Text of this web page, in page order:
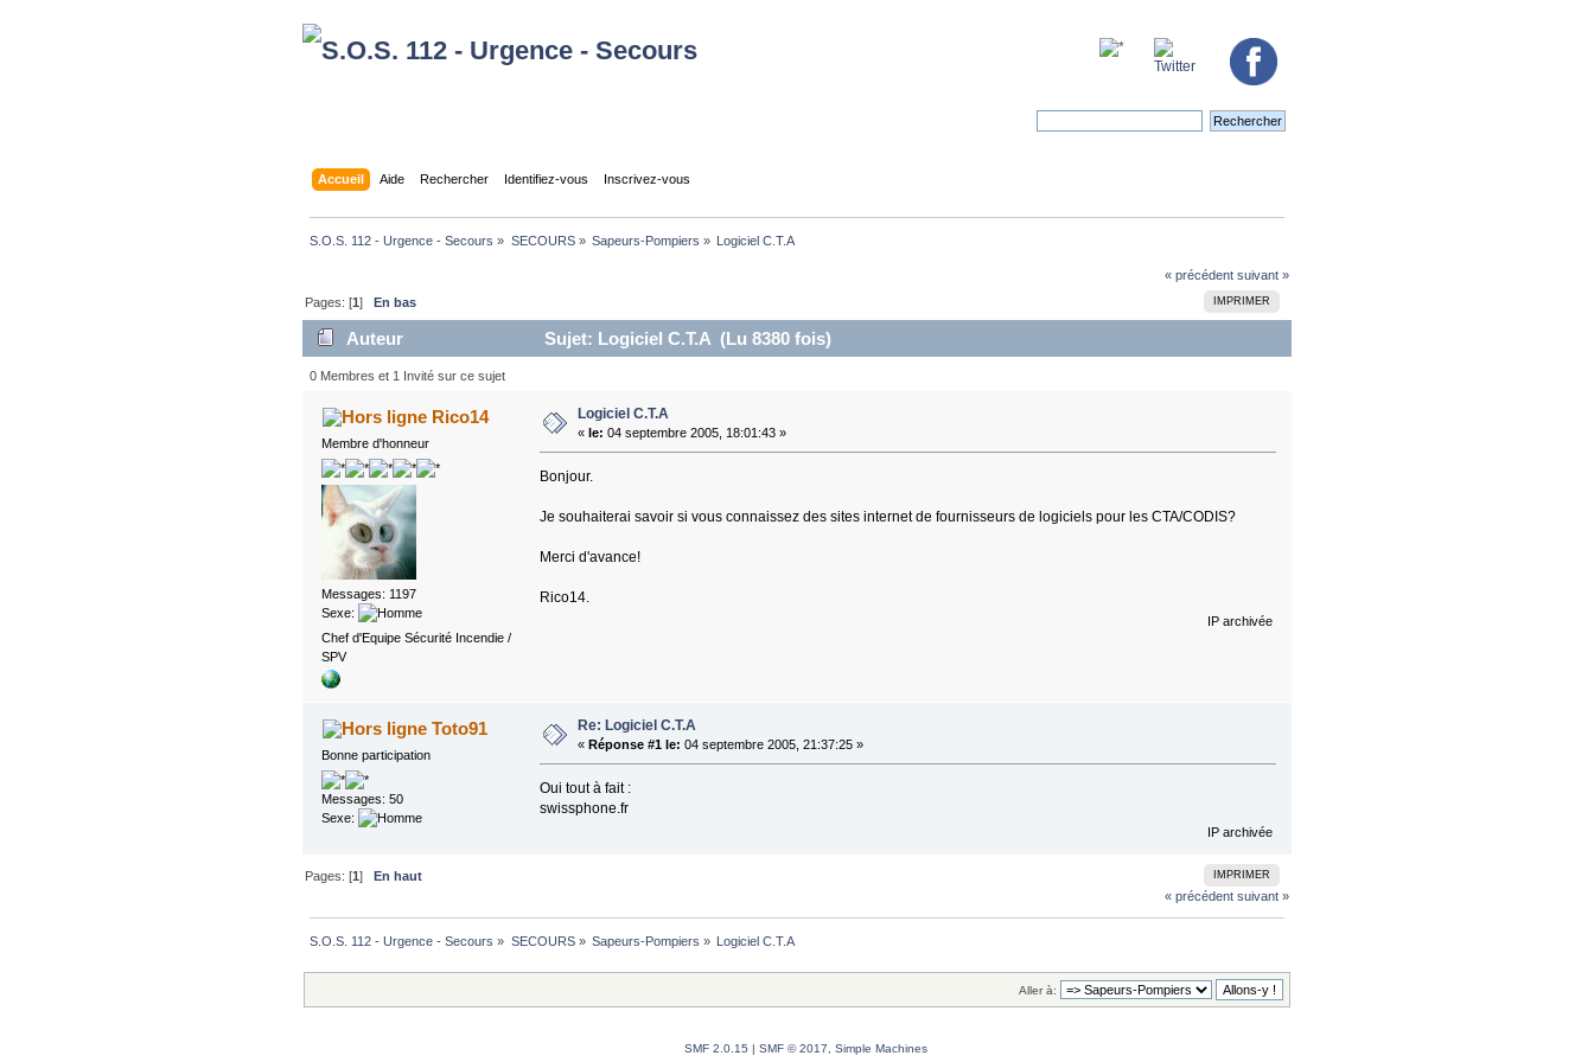
Accueil Aide Rechercher Identifiez-vous Inscrivez-vous
S.O.S. 112 - Urgence - Secours » SECOURS» Sapeurs-Pompiers » Logiciel C.T.A
« précédent suivant »
IMPRIMER
Pages: [1]En bas
Auteur Sujet: Logiciel C.T.A (Lu 8380 fois)
0 Membres et 1 Invité sur ce sujet
Rico14
Membre d'honneur
Messages: 1197
Sexe:
Chef d'Equipe Sécurité Incendie /
SPV
Logiciel C.T.A
«le: 04 septembre 2005, 18:01:43 »
Bonjour.
Je souhaiterai savoir si vous connaissez des sites internet de fournisseurs de logiciels pour les CTA/CODIS?
Merci d'avance!
Rico14.
IP archivée
Toto91
Bonne participation
Messages: 50
Sexe:
Re: Logiciel C.T.A
«Réponse #1 le: 04 septembre 2005, 21:37:25 »
Oui tout à fait :
swissphone.fr
IP archivée
IMPRIMER
Pages: [1]
En haut
« précédent suivant »
S.O.S. 112 - Urgence - Secours » SECOURS» Sapeurs-Pompiers » Logiciel C.T.A
Aller à:
SMF 2.0.15 | SMF © 2017, Simple Machines